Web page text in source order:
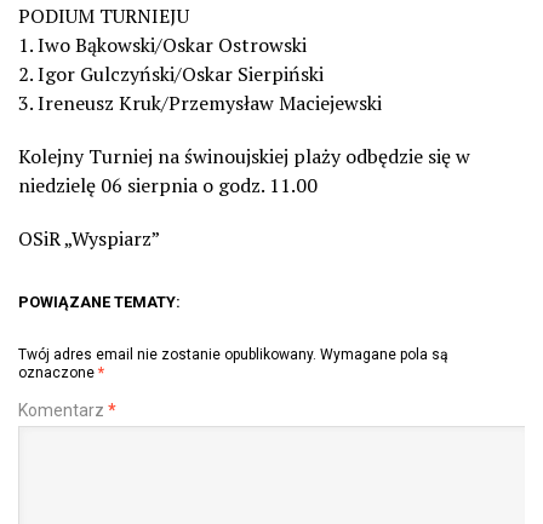
PODIUM TURNIEJU
1. Iwo Bąkowski/Oskar Ostrowski
2. Igor Gulczyński/Oskar Sierpiński
3. Ireneusz Kruk/Przemysław Maciejewski
Kolejny Turniej na świnoujskiej plaży odbędzie się w
niedzielę 06 sierpnia o godz. 11.00
OSiR „Wyspiarz”
POWIĄZANE TEMATY:
Twój adres email nie zostanie opublikowany. Wymagane pola są
oznaczone *
Komentarz *